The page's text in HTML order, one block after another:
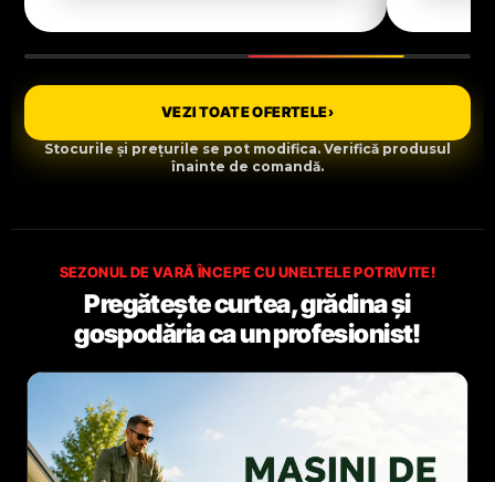
VEZI TOATE OFERTELE›
Stocurile și prețurile se pot modifica. Verifică produsul
înainte de comandă.
SEZONUL DE VARĂ ÎNCEPE CU UNELTELE POTRIVITE!
Pregătește curtea, grădina și
gospodăria ca un profesionist!